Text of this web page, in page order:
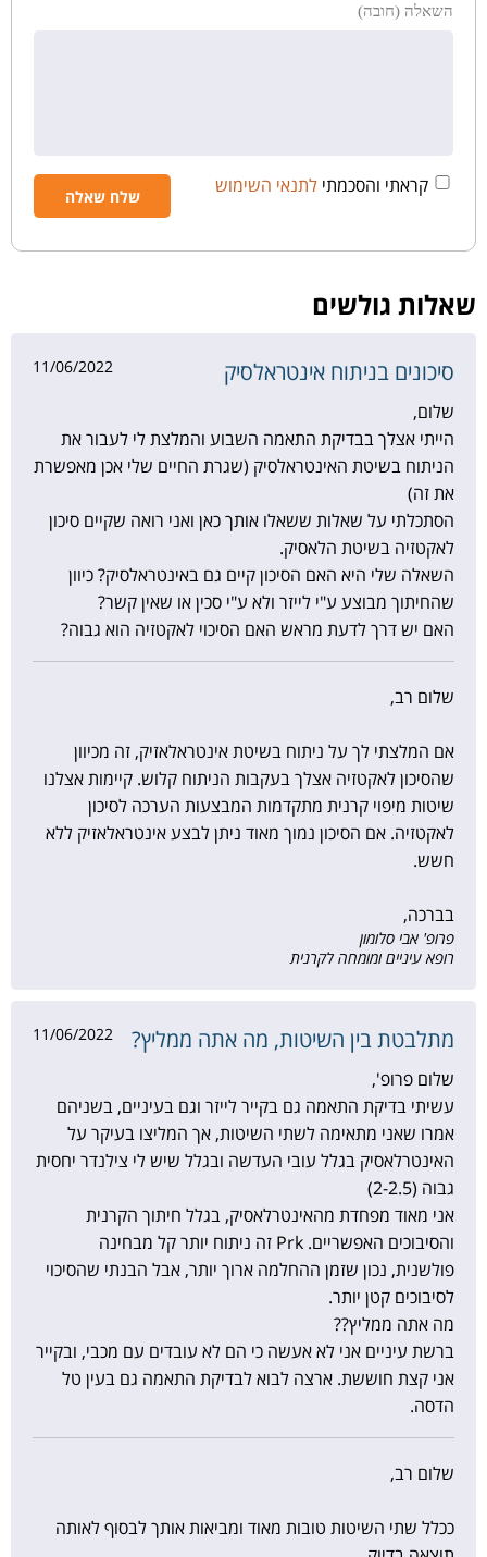
השאלה (חובה)
קראתי והסכמתי לתנאי השימוש
שאלות גולשים
סיכונים בניתוח אינטראלסיק 11/06/2022
שלום,
הייתי אצלך בבדיקת התאמה השבוע והמלצת לי לעבור את
הניתוח בשיטת האינטראלסיק (שגרת החיים שלי אכן מאפשרת
את זה)
הסתכלתי על שאלות ששאלו אותך כאן ואני רואה שקיים סיכון
לאקטזיה בשיטת הלאסיק.
השאלה שלי היא האם הסיכון קיים גם באינטראלסיק? כיוון
שהחיתוך מבוצע ע"י לייזר ולא ע"י סכין או שאין קשר?
האם יש דרך לדעת מראש האם הסיכוי לאקטזיה הוא גבוה?
שלום רב,
אם המלצתי לך על ניתוח בשיטת אינטראלאזיק, זה מכיוון
שהסיכון לאקטזיה אצלך בעקבות הניתוח קלוש. קיימות אצלנו
שיטות מיפוי קרנית מתקדמות המבצעות הערכה לסיכון
לאקטזיה. אם הסיכון נמוך מאוד ניתן לבצע אינטראלאזיק ללא
חשש.
בברכה,
פרופ' אבי סלומון
רופא עיניים ומומחה לקרנית
מתלבטת בין השיטות, מה אתה ממליץ? 11/06/2022
שלום פרופ',
עשיתי בדיקת התאמה גם בקייר לייזר וגם בעיניים, בשניהם
אמרו שאני מתאימה לשתי השיטות, אך המליצו בעיקר על
האינטרלאסיק בגלל עובי העדשה ובגלל שיש לי צילנדר יחסית
גבוה (2-2.5)
אני מאוד מפחדת מהאינטרלאסיק, בגלל חיתוך הקרנית
והסיבוכים האפשריים. Prk זה ניתוח יותר קל מבחינה
פולשנית, נכון שזמן ההחלמה ארוך יותר, אבל הבנתי שהסיכוי
לסיבוכים קטן יותר.
מה אתה ממליץ??
ברשת עיניים אני לא אעשה כי הם לא עובדים עם מכבי, ובקייר
אני קצת חוששת. ארצה לבוא לבדיקת התאמה גם בעין טל
הדסה.
שלום רב,
ככלל שתי השיטות טובות מאוד ומביאות אותך לבסוף לאותה